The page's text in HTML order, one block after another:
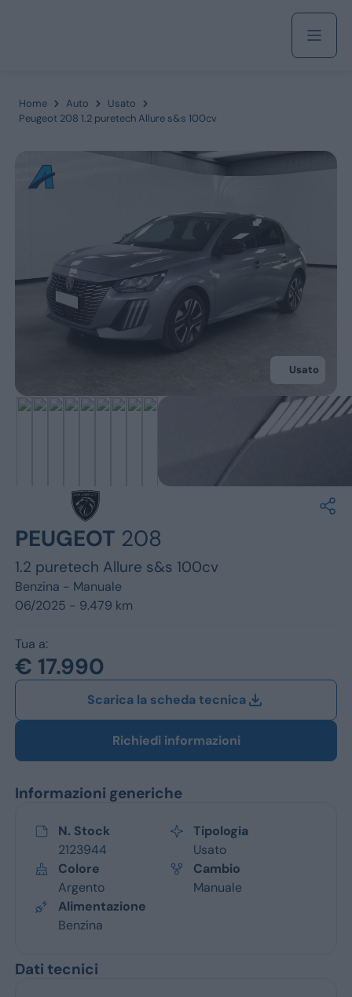
Azienda
Servizi
Marchi
Fiat
Jeep
Vedi tutti i marchi
Home Auto
Usato
Peugeot 208 1.2 puretech Allure s&s 100cv
Usato
PEUGEOT 208
1.2 puretech Allure s&s 100cv
Benzina - Manuale
06/2025 - 9.479 km
Tua a:
€ 17.990
Scarica la scheda tecnica
Richiedi informazioni
Informazioni generiche
N. Stock
2123944
Tipologia
Usato
Colore
Argento
Cambio
Manuale
Alimentazione
Benzina
Dati tecnici